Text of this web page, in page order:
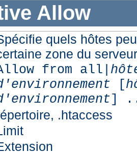
Allow
quels hôtes
zone du serveur
from all|
[
]
.htaccess